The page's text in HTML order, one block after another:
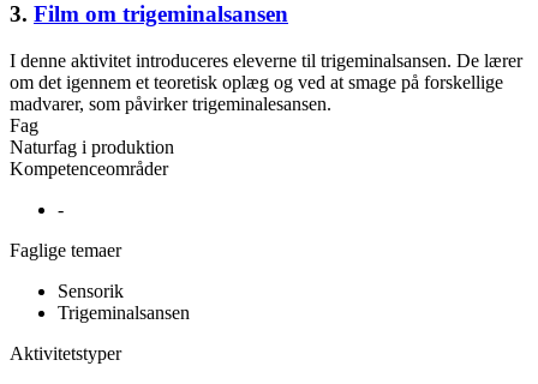
3. Film om trigeminalsansen
I denne aktivitet introduceres eleverne til trigeminalsansen. De lærer
om det igennem et teoretisk oplæg og ved at smage på forskellige
madvarer, som påvirker trigeminalesansen.
Fag
Naturfag i produktion
Kompetenceområder
-
Faglige temaer
Sensorik
Trigeminalsansen
Aktivitetstyper